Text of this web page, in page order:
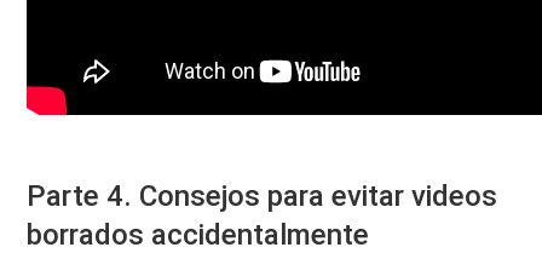
Parte 4. Consejos para evitar videos
borrados accidentalmente